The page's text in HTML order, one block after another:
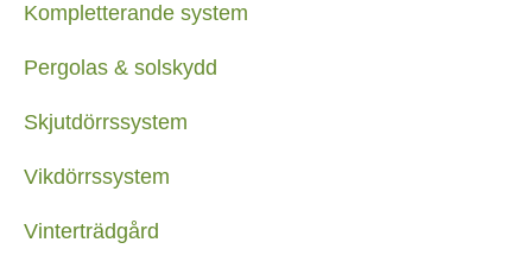
Kompletterande system
Pergolas & solskydd
Skjutdörrssystem
Vikdörrssystem
Vinterträdgård